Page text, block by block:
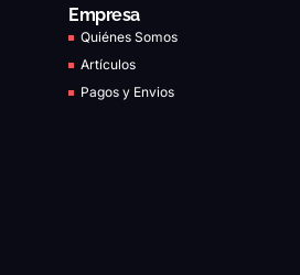
Empresa
Quiénes Somos
Artículos
Pagos y Envios